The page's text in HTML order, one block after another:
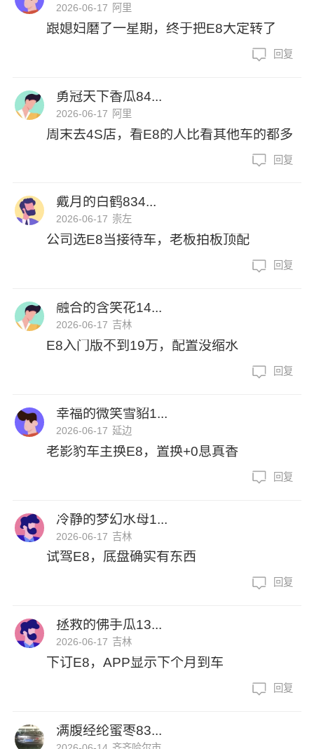
2026-06-17 阿里
跟媳妇磨了一星期，终于把E8大定转了
回复
勇冠天下香瓜84...
2026-06-17 阿里
周末去4S店，看E8的人比看其他车的都多
回复
戴月的白鹤834...
2026-06-17 崇左
公司选E8当接待车，老板拍板顶配
回复
融合的含笑花14...
2026-06-17 吉林
E8入门版不到19万，配置没缩水
回复
幸福的微笑雪貂1...
2026-06-17 延边
老影豹车主换E8，置换+0息真香
回复
冷静的梦幻水母1...
2026-06-17 吉林
试驾E8，底盘确实有东西
回复
拯救的佛手瓜13...
2026-06-17 吉林
下订E8，APP显示下个月到车
回复
满腹经纶蜜枣83...